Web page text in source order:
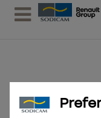
Gorra color